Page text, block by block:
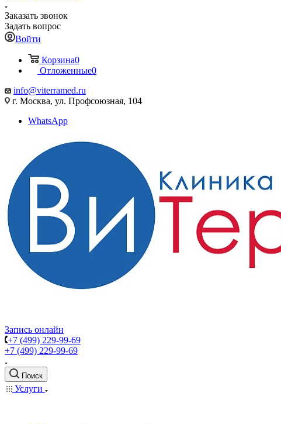
Заказать звонок
Задать вопрос
Войти
Корзина0
Отложенные0
info@viterramed.ru
г. Москва, ул. Профсоюзная, 104
WhatsApp
Запись онлайн
+7 (499) 229-99-69
+7 (499) 229-99-69
Поиск
Услуги